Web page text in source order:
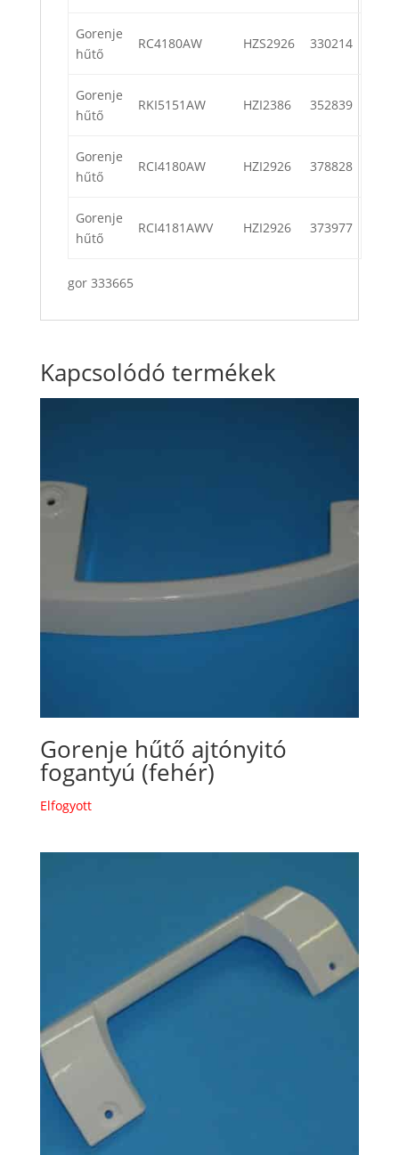
Gorenje
hűtő
RC4180AW HZS2926 330214
Gorenje
hűtő
RKI5151AW HZI2386 352839
Gorenje
hűtő
RCI4180AW HZI2926 378828
Gorenje
hűtő
RCI4181AWV HZI2926 373977
gor 333665
Kapcsolódó termékek
Gorenje hűtő ajtónyitó
fogantyú (fehér)
Elfogyott